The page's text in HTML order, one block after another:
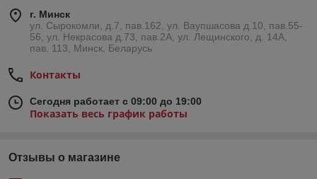
г. Минск
ул. Сырокомли, д.7, пав.162, ул. Ваупшасова д.10, пав.55-
56, ул. Некрасова д.73, пав.2А, ул. Лещинского, д. 14А,
пав. 113, Минск, Беларусь
Контакты
Сегодня работает с 09:00 до 19:00
Показать весь график работы
Отзывы о магазине